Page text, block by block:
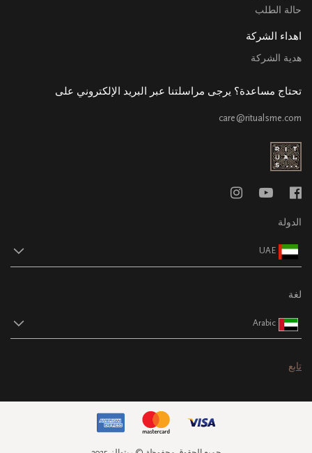
حالة الطلب
اهداء الشركة
هدية الشركة
تحتاج مساعدة؟ يرجى مراسلتنا عبر البريد الإلكتروني على
care@ritualsme.com
الدولة
UAE
لغة
Arabic
تابع